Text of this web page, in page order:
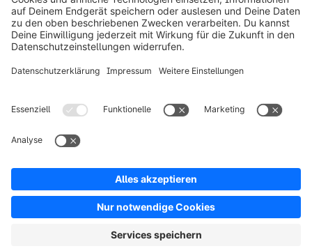
Produkt
Lösungen
Partner
Entwickler
Ressourcen
Copyright © shopware AG - Alle Rechte vorbehalten